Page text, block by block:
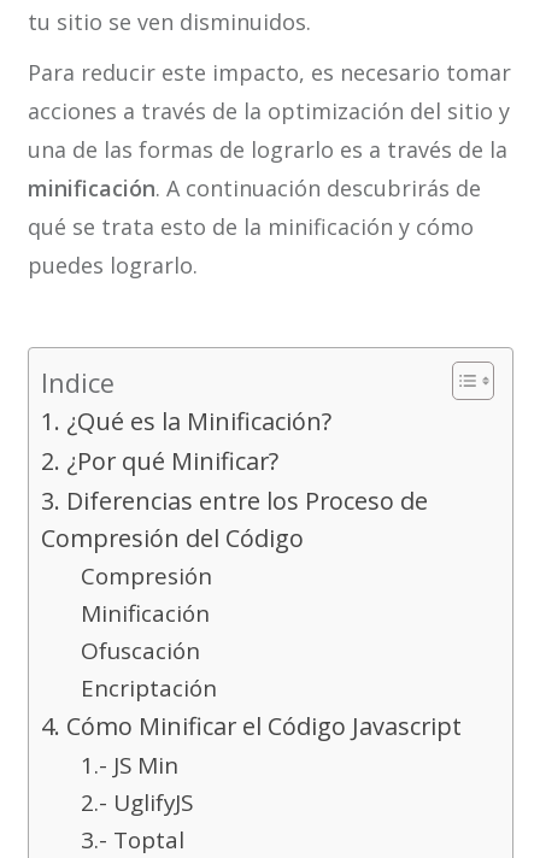
tu sitio se ven disminuidos.
Para reducir este impacto, es necesario tomar
acciones a través de la optimización del sitio y
una de las formas de lograrlo es a través de la
minificación. A continuación descubrirás de
qué se trata esto de la minificación y cómo
puedes lograrlo.
Indice
1. ¿Qué es la Minificación?
2. ¿Por qué Minificar?
3. Diferencias entre los Proceso de
Compresión del Código
Compresión
Minificación
Ofuscación
Encriptación
4. Cómo Minificar el Código Javascript
1.- JS Min
2.- UglifyJS
3.- Toptal